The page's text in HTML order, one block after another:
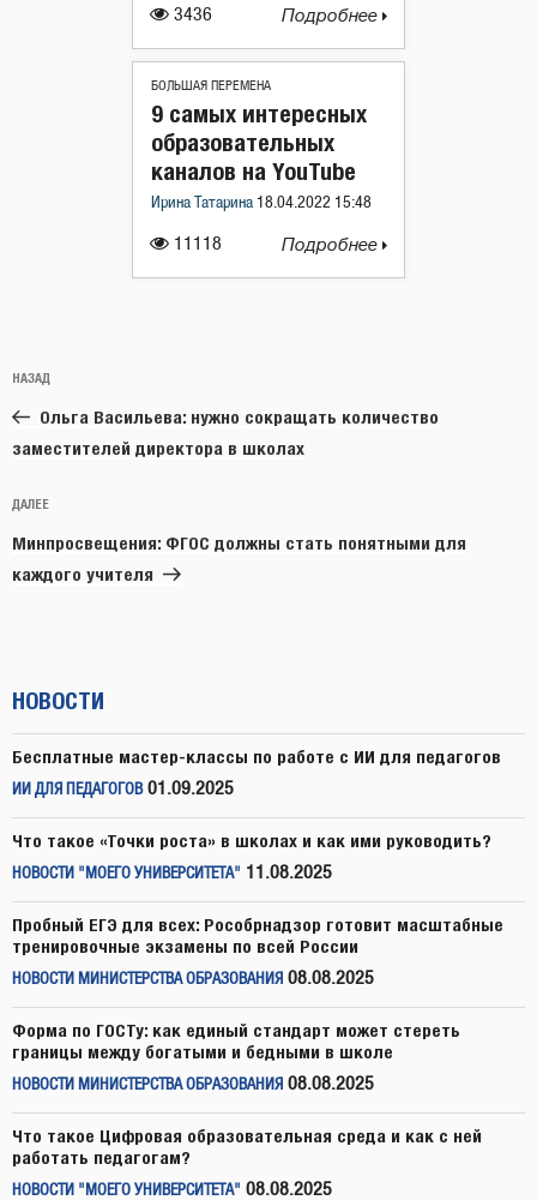
3436 Подробнее
БОЛЬШАЯ ПЕРЕМЕНА
11118
9 самых интересных
образовательных
каналов на YouTube
Ирина Татарина 18.04.2022 15:48
Подробнее
по
записям
Предыдущая
запись:
НАЗАД
Ольга Васильева: нужно сокращать количество
заместителей директора в школах
Следующая
запись
ДАЛЕЕ
Минпросвещения: ФГОС должны стать понятными для
каждого учителя
НОВОСТИ
Бесплатные мастер-классы по работе с ИИ для педагогов
ИИ ДЛЯ ПЕДАГОГОВ 01.09.2025
Что такое «Точки роста» в школах и как ими руководить?
НОВОСТИ "МОЕГО УНИВЕРСИТЕТА" 11.08.2025
Пробный ЕГЭ для всех: Рособрнадзор готовит масштабные
тренировочные экзамены по всей России
НОВОСТИ МИНИСТЕРСТВА ОБРАЗОВАНИЯ 08.08.2025
Форма по ГОСТу: как единый стандарт может стереть
границы между богатыми и бедными в школе
НОВОСТИ МИНИСТЕРСТВА ОБРАЗОВАНИЯ 08.08.2025
Что такое Цифровая образовательная среда и как с ней
работать педагогам?
НОВОСТИ "МОЕГО УНИВЕРСИТЕТА" 08.08.2025